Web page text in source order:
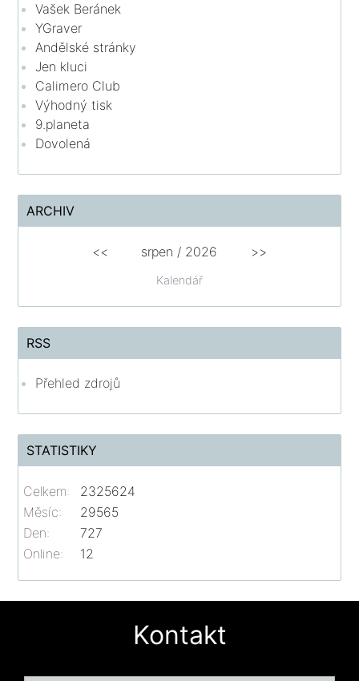
Vašek Beránek
YGraver
Andělské stránky
Jen kluci
Calimero Club
Výhodný tisk
9.planeta
Dovolená
ARCHIV
Kalendář
<< srpen / 2026 >>
RSS
Přehled zdrojů
STATISTIKY
Online: 12
Celkem:
2325624
Měsíc:
29565
Den:
727
Kontakt